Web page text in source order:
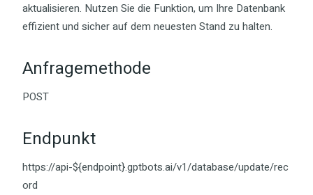
aktualisieren. Nutzen Sie die Funktion, um Ihre Datenbank
effizient und sicher auf dem neuesten Stand zu halten.
Anfragemethode
POST
Endpunkt
https://api-${endpoint}.gptbots.ai/v1/database/update/rec
ord